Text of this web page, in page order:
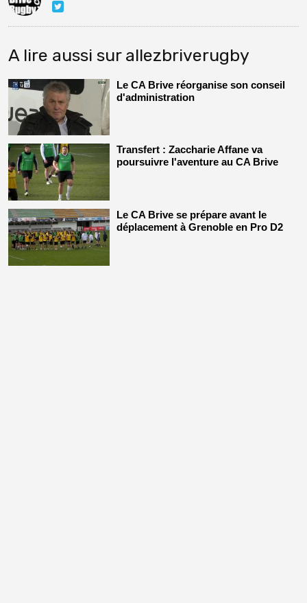
A lire aussi sur allezbriverugby
Le CA Brive réorganise son conseil
d'administration
Transfert : Zaccharie Affane va
poursuivre l'aventure au CA Brive
Le CA Brive se prépare avant le
déplacement à Grenoble en Pro D2